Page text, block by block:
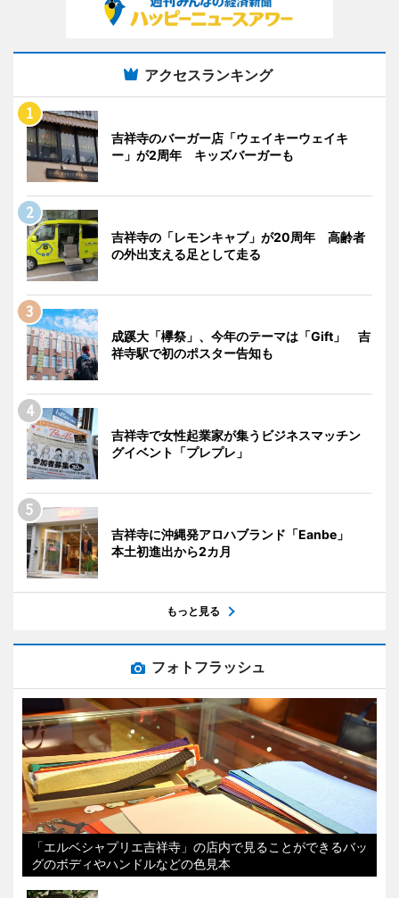
アクセスランキング
吉祥寺のバーガー店「ウェイキーウェイキ
ー」が2周年 キッズバーガーも
吉祥寺の「レモンキャブ」が20周年 高齢者
の外出支える足として走る
成蹊大「欅祭」、今年のテーマは「Gift」 吉
祥寺駅で初のポスター告知も
吉祥寺で女性起業家が集うビジネスマッチン
グイベント「プレプレ」
吉祥寺に沖縄発アロハブランド「Eanbe」
本土初進出から2カ月
もっと見る
フォトフラッシュ
「エルベシャプリエ吉祥寺」の店内で見ることができるバッ
グのボディやハンドルなどの色見本